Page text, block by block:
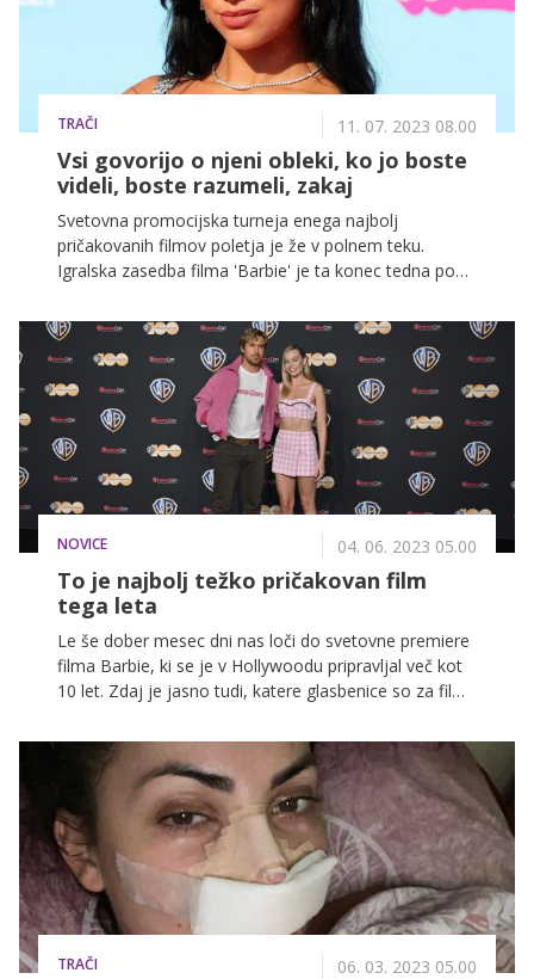
TRAČI 11. 07. 2023 08.00
Vsi govorijo o njeni obleki, ko jo boste
videli, boste razumeli, zakaj
Svetovna promocijska turneja enega najbolj
pričakovanih filmov poletja je že v polnem teku.
Igralska zasedba filma 'Barbie' je ta konec tedna pod
preprogi v Los Angelesu, za največ govora pa je
poskrbela pop zvezdnica Dua Lipa, ki je navdušila v
svoji drzni opravi.
NOVICE 04. 06. 2023 05.00
To je najbolj težko pričakovan film
tega leta
Le še dober mesec dni nas loči do svetovne premiere
filma Barbie, ki se je v Hollywoodu pripravljal več kot
10 let. Zdaj je jasno tudi, katere glasbenice so za film
zvezdniški.
TRAČI 06. 03. 2023 05.00